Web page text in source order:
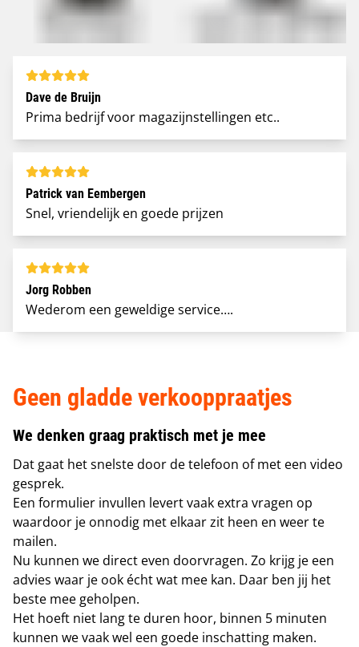
Dave de Bruijn
Prima bedrijf voor magazijnstellingen etc..
Patrick van Eembergen
Snel, vriendelijk en goede prijzen
Jorg Robben
Wederom een geweldige service….
Geen gladde verkooppraatjes
We denken graag praktisch met je mee
Dat gaat het snelste door de telefoon of met een video
gesprek.
Een formulier invullen levert vaak extra vragen op
waardoor je onnodig met elkaar zit heen en weer te
mailen.
Nu kunnen we direct even doorvragen. Zo krijg je een
advies waar je ook écht wat mee kan. Daar ben jij het
beste mee geholpen.
Het hoeft niet lang te duren hoor, binnen 5 minuten
kunnen we vaak wel een goede inschatting maken.